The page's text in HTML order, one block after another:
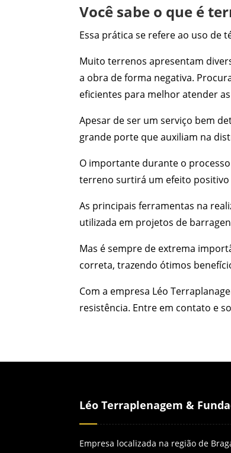
Você sabe o que é
Essa prática se refere ao uso de
Muito terrenos apresentam
a obra de forma negativa.
eficientes para melhor atender
Apesar de ser um serviço bem
grande porte que auxiliam na
O importante durante o
terreno surtirá um efeito
As principais ferramentas na
utilizada em projetos de
Mas é sempre de extrema
correta, trazendo ótimos
Com a empresa Léo
resistência. Entre em contato e
Léo Terraplenagem &
Empresa localizada na região de